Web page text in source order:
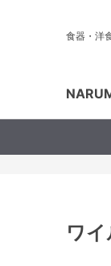
食器・洋
ワ